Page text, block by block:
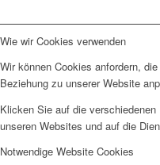
Wie wir Cookies verwenden
Wir können Cookies anfordern,
Beziehung zu unserer Website
Klicken Sie auf die
unseren Websites und auf die
Notwendige Website Cookies